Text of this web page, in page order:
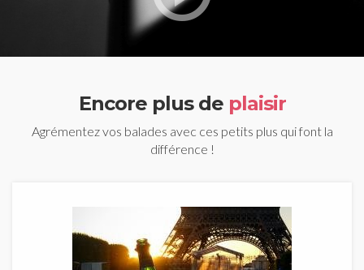
Encore plus de plaisir
Agrémentez vos balades avec ces petits plus qui font la
différence !